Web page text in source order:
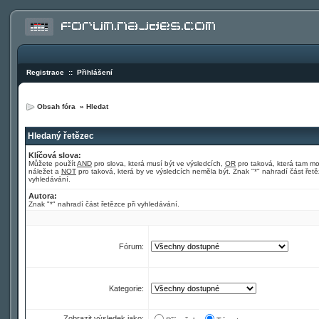
Registrace :: Přihlášení
Obsah fóra » Hledat
Hledaný řetězec
Klíčová slova:
Můžete použítAND pro slova, která musí být ve výsledcích, OR pro taková, která tam
náležet a NOT pro taková, která by ve výsledcích neměla být. Znak "*" nahradí část
vyhledávání.
Autora:
Znak "*" nahradí část řetězce při vyhledávání.
Fórum:
Kategorie: